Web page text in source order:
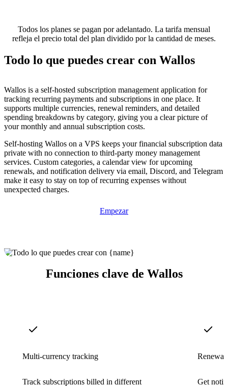
Todos los planes se pagan por adelantado. La tarifa mensual
refleja el precio total del plan dividido por la cantidad de meses.
Todo lo que puedes crear con Wallos
Wallos is a self-hosted subscription management application for
tracking recurring payments and subscriptions in one place. It
supports multiple currencies, renewal reminders, and detailed
spending breakdowns by category, giving you a clear picture of
your monthly and annual subscription costs.
Self-hosting Wallos on a VPS keeps your financial subscription data
private with no connection to third-party money management
services. Custom categories, a calendar view for upcoming
renewals, and notification delivery via email, Discord, and Telegram
make it easy to stay on top of recurring expenses without
unexpected charges.
Empezar
Funciones clave de Wallos
Multi-currency tracking
Track subscriptions billed in different
Renewal
Get